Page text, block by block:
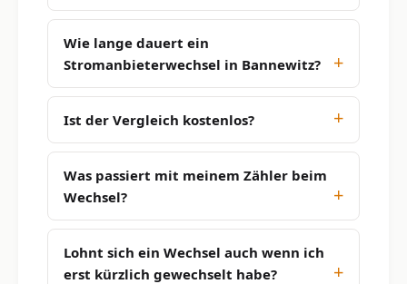
Wie lange dauert ein
Stromanbieterwechsel in Bannewitz?
Ist der Vergleich kostenlos?
Was passiert mit meinem Zähler beim
Wechsel?
Lohnt sich ein Wechsel auch wenn ich
erst kürzlich gewechselt habe?